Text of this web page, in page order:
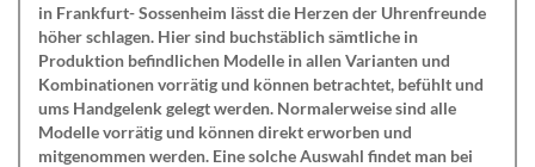
in Frankfurt- Sossenheim lässt die Herzen der Uhrenfreunde
höher schlagen. Hier sind buchstäblich sämtliche in
Produktion befindlichen Modelle in allen Varianten und
Kombinationen vorrätig und können betrachtet, befühlt und
ums Handgelenk gelegt werden. Normalerweise sind alle
Modelle vorrätig und können direkt erworben und
mitgenommen werden. Eine solche Auswahl findet man bei